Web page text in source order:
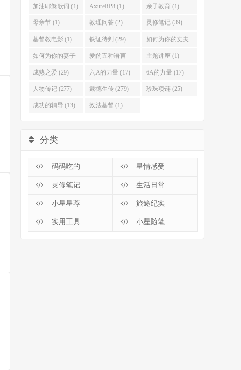
(46)
加油耶稣歌词 (1) AxureRP8 (1) 亲子教育 (1)
母亲节 (1) 教理问答 (2) 灵修笔记 (39)
基督教电影 (1) 铁证待判 (29) 如何为你的丈夫
祷告 (33)
如何为你的妻子
祷告 (22)
爱的五种语言
(55)
主题讲座 (1)
成熟之爱 (29) 六A的力量 (17) 6A的力量 (17)
人物传记 (277) 戴德生传 (279) 珍珠项链 (25)
成功的辅导 (13) 效法基督 (1)
分类
码码吃的 星情感受
灵修笔记 生活日常
小星星荐 旅途纪实
实用工具 小星随笔